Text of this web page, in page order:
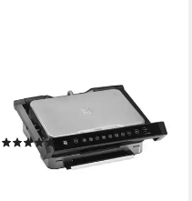
Kontaktgrill Perfection
37.5 x 15 x 39.5 cm
B/H/T
(1)
219,00 € UVP289,00 €